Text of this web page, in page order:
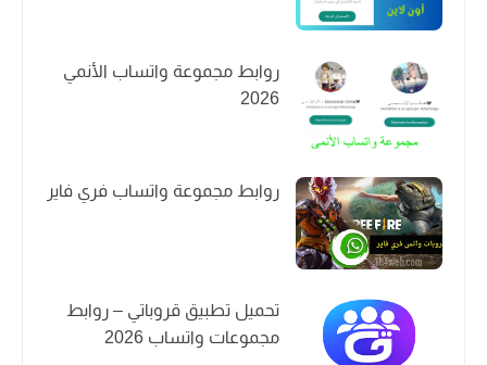
روابط مجموعة واتساب الأنمي
2026
روابط مجموعة واتساب فري فاير
تحميل تطبيق قروباتي – روابط
مجموعات واتساب 2026